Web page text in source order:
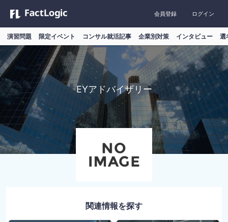
会員登録 ログイン
演習問題 限定イベント コンサル就活記事 企業別対策 インタビュー 選
EYアドバイザリー
関連情報を探す